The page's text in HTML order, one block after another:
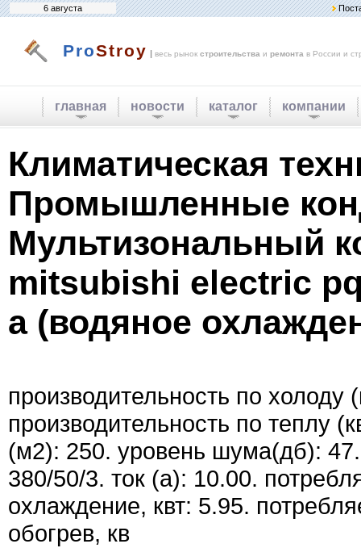
6 августа
ProStroy | весь рынок строительства и ремонта в России и
главная новости каталог компании
Климатическая
Промышленные
Мультизональный
mitsubishi electric
a (водяное
производительность по холоду
производительность по теплу
(м2): 250. уровень шума(дб):
380/50/3. ток (а): 10.00.
охлаждение, квт: 5.95.
обогрев, кв